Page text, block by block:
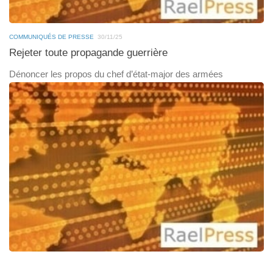
COMMUNIQUÉS DE PRESSE 30/11/25
Rejeter toute propagande guerrière
Dénoncer les propos du chef d’état-major des armées